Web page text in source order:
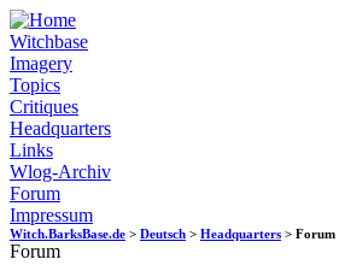
Witchbase
Imagery
Topics
Critiques
Headquarters
Links
Wlog-Archiv
Forum
Impressum
Witch.BarksBase.de > Deutsch > Headquarters > Forum
Forum